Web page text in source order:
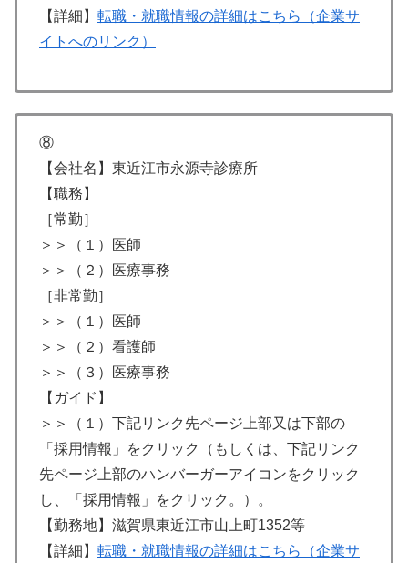
【詳細】 転職・就職情報の詳細はこちら（企業サ
イトへのリンク）
⑧
【会社名】東近江市永源寺診療所
【職務】
［常勤］
＞＞（１）医師
＞＞（２）医療事務
［非常勤］
＞＞（１）医師
＞＞（２）看護師
＞＞（３）医療事務
【ガイド】
＞＞（１）下記リンク先ページ上部又は下部の
「採用情報」をクリック（もしくは、下記リンク
先ページ上部のハンバーガーアイコンをクリック
し、「採用情報」をクリック。）。
【勤務地】滋賀県東近江市山上町1352等
【詳細】 転職・就職情報の詳細はこちら（企業サ